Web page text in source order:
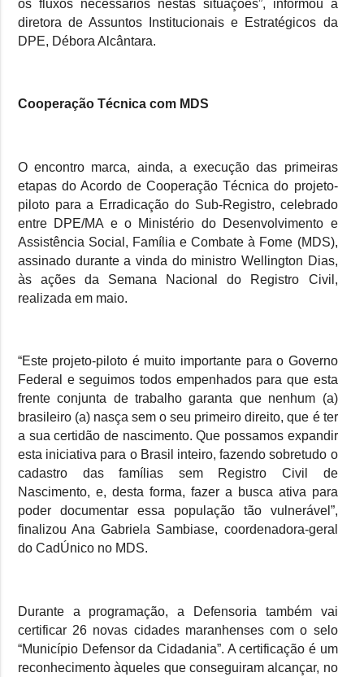
os fluxos necessários nestas situações”, informou a
diretora de Assuntos Institucionais e Estratégicos da
DPE, Débora Alcântara.
Cooperação Técnica com MDS
O encontro marca, ainda, a execução das primeiras
etapas do Acordo de Cooperação Técnica do projeto-
piloto para a Erradicação do Sub-Registro, celebrado
entre DPE/MA e o Ministério do Desenvolvimento e
Assistência Social, Família e Combate à Fome (MDS),
assinado durante a vinda do ministro Wellington Dias,
às ações da Semana Nacional do Registro Civil,
realizada em maio.
“Este projeto-piloto é muito importante para o Governo
Federal e seguimos todos empenhados para que esta
frente conjunta de trabalho garanta que nenhum (a)
brasileiro (a) nasça sem o seu primeiro direito, que é ter
a sua certidão de nascimento. Que possamos expandir
esta iniciativa para o Brasil inteiro, fazendo sobretudo o
cadastro das famílias sem Registro Civil de
Nascimento, e, desta forma, fazer a busca ativa para
poder documentar essa população tão vulnerável”,
finalizou Ana Gabriela Sambiase, coordenadora-geral
do CadÚnico no MDS.
Durante a programação, a Defensoria também vai
certificar 26 novas cidades maranhenses com o selo
“Município Defensor da Cidadania”. A certificação é um
reconhecimento àqueles que conseguiram alcançar, no